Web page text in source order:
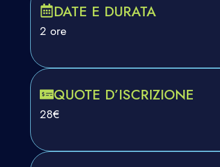
DATE E DURATA
2 ore
QUOTE D’ISCRIZIONE
28€